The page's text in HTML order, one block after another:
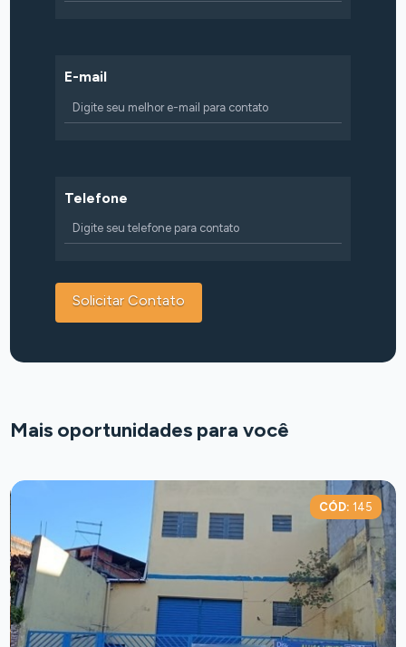
E-mail
Telefone
Mais oportunidades para você
CÓD: 145